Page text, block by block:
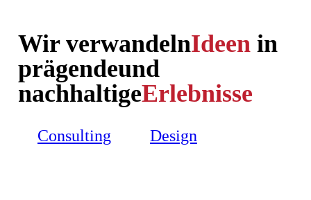
Wir verwandelnIdeen in
prägendeund
nachhaltigeErlebnisse
Consulting Design